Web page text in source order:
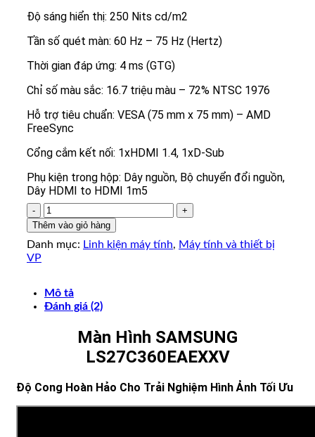
Độ sáng hiển thị: 250 Nits cd/m2
Tần số quét màn: 60 Hz – 75 Hz (Hertz)
Thời gian đáp ứng: 4 ms (GTG)
Chỉ số màu sắc: 16.7 triệu màu – 72% NTSC 1976
Hỗ trợ tiêu chuẩn: VESA (75 mm x 75 mm) – AMD
FreeSync
Cổng cắm kết nối: 1xHDMI 1.4, 1xD-Sub
Phụ kiện trong hộp: Dây nguồn, Bộ chuyển đổi nguồn,
Dây HDMI to HDMI 1m5
Màn
Hình
Cong
SAMSUNG
lượng
Thêm vào giỏ hàng
Danh mục: Linh kiện máy tính, Máy tính và thiết bị
VP
Mô tả
Đánh giá (2)
Màn Hình SAMSUNG
LS27C360EAEXXV
Độ Cong Hoàn Hảo Cho Trải Nghiệm Hình Ảnh Tối Ưu